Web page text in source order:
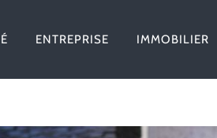
ENTREPRISE IMMOBILIER